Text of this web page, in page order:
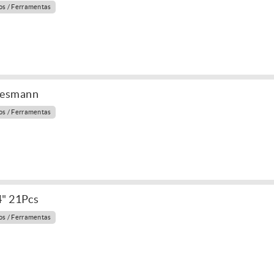
/ Ferramentas
/ Ferramentas
21Pcs
/ Ferramentas